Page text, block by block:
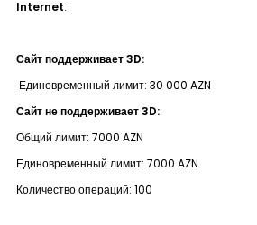
Кешбэк
Кадровые ресурсы
Internet:
Сайт поддерживает 3D:
Единовременный лимит: 30 000 AZN
Сайт не поддерживает 3D:
Общий лимит: 7000 AZN
Единовременный лимит: 7000 AZN
Количество операций: 100